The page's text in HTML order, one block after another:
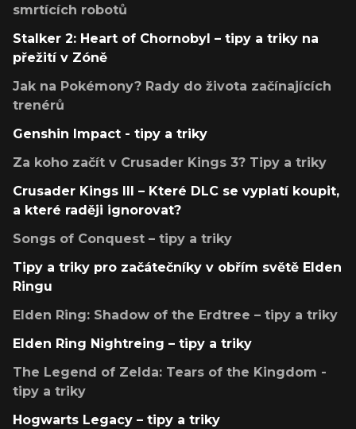
smrtících robotů
Stalker 2: Heart of Chornobyl – tipy a triky na
přežití v Zóně
Jak na Pokémony? Rady do života začínajících
trenérů
Genshin Impact - tipy a triky
Za koho začít v Crusader Kings 3? Tipy a triky
Crusader Kings III – Které DLC se vyplatí koupit,
a které raději ignorovat?
Songs of Conquest – tipy a triky
Tipy a triky pro začátečníky v obřím světě Elden
Ringu
Elden Ring: Shadow of the Erdtree – tipy a triky
Elden Ring Nightreing – tipy a triky
The Legend of Zelda: Tears of the Kingdom -
tipy a triky
Hogwarts Legacy – tipy a triky